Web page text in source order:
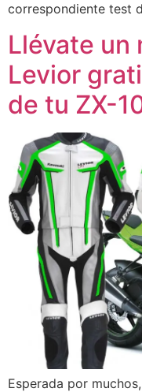
correspondiente test
Llévate un
Levior
de tu ZX-
Esperada por